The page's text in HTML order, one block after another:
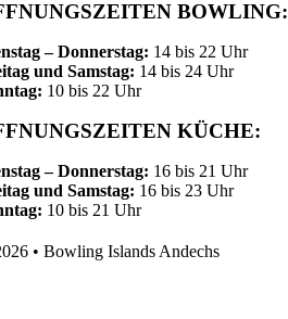
BOWLING:
– Donnerstag: 14 bis 22 Uhr
und Samstag: 14 bis 24 Uhr
10 bis 22 Uhr
KÜCHE:
– Donnerstag: 16 bis 21 Uhr
und Samstag: 16 bis 23 Uhr
10 bis 21 Uhr
• Bowling Islands Andechs